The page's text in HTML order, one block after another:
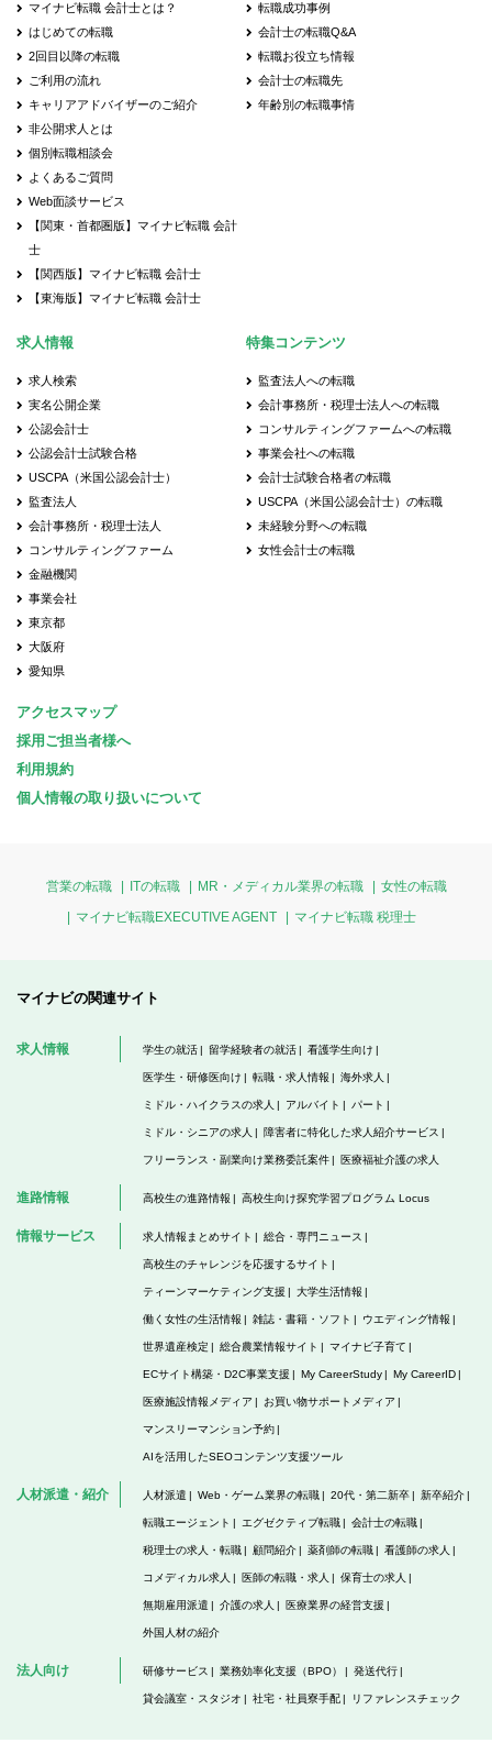
マイナビ転職 会計士とは？
はじめての転職
2回目以降の転職
ご利用の流れ
キャリアアドバイザーのご紹介
非公開求人とは
個別転職相談会
よくあるご質問
Web面談サービス
【関東・首都圏版】マイナビ転職 会計
士
【関西版】マイナビ転職 会計士
【東海版】マイナビ転職 会計士
転職成功事例
会計士の転職Q&A
転職お役立ち情報
会計士の転職先
年齢別の転職事情
求人情報
求人検索
実名公開企業
公認会計士
公認会計士試験合格
USCPA（米国公認会計士）
監査法人
会計事務所・税理士法人
コンサルティングファーム
金融機関
事業会社
東京都
大阪府
愛知県
特集コンテンツ
監査法人への転職
会計事務所・税理士法人への転職
コンサルティングファームへの転職
事業会社への転職
会計士試験合格者の転職
USCPA（米国公認会計士）の転職
未経験分野への転職
女性会計士の転職
アクセスマップ
採用ご担当者様へ
利用規約
個人情報の取り扱いについて
営業の転職 ITの転職 MR・メディカル業界の転職
女性の転職
マイナビ転職EXECUTIVE AGENT
マイナビ転職 税理士
マイナビの関連サイト
求人情報 学生の就活 留学経験者の就活 看護学生向け
医学生・研修医向け 転職・求人情報 海外求人
ミドル・ハイクラスの求人 アルバイト パート
ミドル・シニアの求人 障害者に特化した求人紹介サービス
フリーランス・副業向け業務委託案件 医療福祉介護の求人
進路情報 高校生の進路情報 高校生向け探究学習プログラム Locus
情報サービス 求人情報まとめサイト 総合・専門ニュース
高校生のチャレンジを応援するサイト
ティーンマーケティング支援 大学生活情報
働く女性の生活情報 雑誌・書籍・ソフト ウエディング情報
世界遺産検定 総合農業情報サイト マイナビ子育て
ECサイト構築・D2C事業支援 My CareerStudy My CareerID
医療施設情報メディア お買い物サポートメディア
マンスリーマンション予約
AIを活用したSEOコンテンツ支援ツール
人材派遣・紹介 人材派遣 Web・ゲーム業界の転職 20代・第二新卒 新卒紹介
転職エージェント エグゼクティブ転職 会計士の転職
税理士の求人・転職 顧問紹介 薬剤師の転職 看護師の求人
コメディカル求人 医師の転職・求人 保育士の求人
無期雇用派遣 介護の求人 医療業界の経営支援
外国人材の紹介
法人向け 研修サービス 業務効率化支援（BPO） 発送代行
貸会議室・スタジオ 社宅・社員寮手配 リファレンスチェック